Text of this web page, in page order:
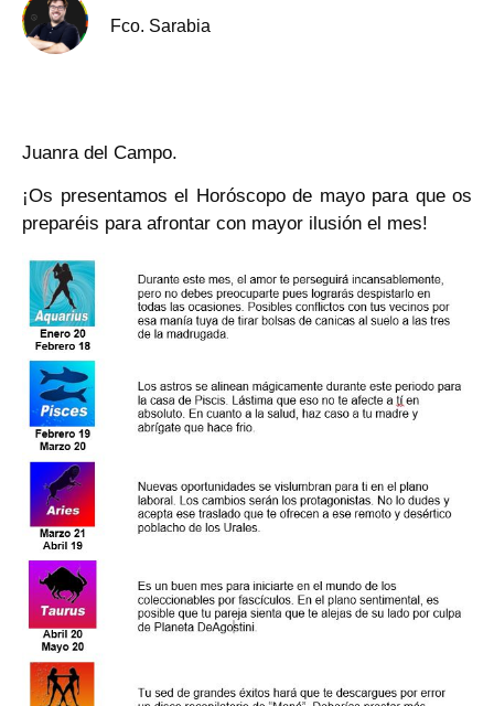
Fco. Sarabia
Juanra del Campo.
¡Os presentamos el Horóscopo de mayo para que os
preparéis para afrontar con mayor ilusión el mes!